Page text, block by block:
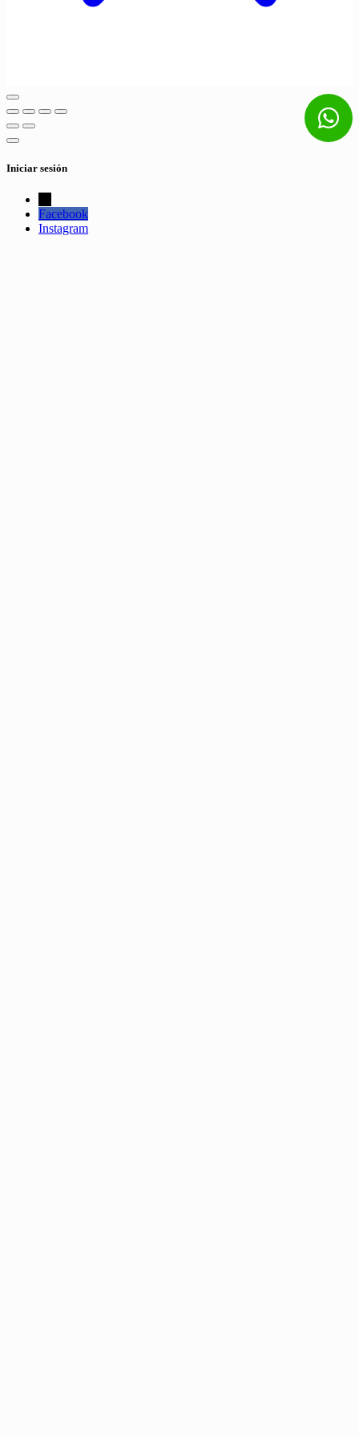
Iniciar sesión
Facebook
Instagram